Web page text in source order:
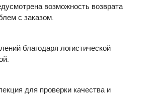
возможность возврата
с заказом.
благодаря логистической
для проверки качества и